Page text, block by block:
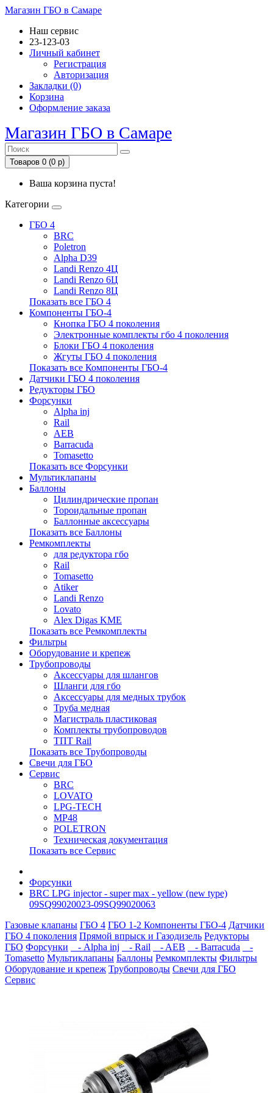
Магазин ГБО в Самаре
Наш сервис
23-123-03
Личный кабинет
Регистрация
Авторизация
Закладки (0)
Корзина
Оформление заказа
Магазин ГБО в Самаре
Товаров 0 (0 р)
Ваша корзина пуста!
Категории
ГБО 4
BRC
Poletron
Alpha D39
Landi Renzo 4Ц
Landi Renzo 6Ц
Landi Renzo 8Ц
Показать все ГБО 4
Компоненты ГБО-4
Кнопка ГБО 4 поколения
Электронные комплекты гбо 4 поколения
Блоки ГБО 4 поколения
Жгуты ГБО 4 поколения
Показать все Компоненты ГБО-4
Датчики ГБО 4 поколения
Редукторы ГБО
Форсунки
Alpha inj
Rail
AEB
Barracuda
Tomasetto
Показать все Форсунки
Мультиклапаны
Баллоны
Цилиндрические пропан
Тороидальные пропан
Баллонные аксессуары
Показать все Баллоны
Ремкомплекты
для редуктора гбо
Rail
Tomasetto
Atiker
Landi Renzo
Lovato
Alex Digas KME
Показать все Ремкомплекты
Фильтры
Оборудование и крепеж
Трубопроводы
Аксессуары для шлангов
Шланги для гбо
Аксессуары для медных трубок
Труба медная
Магистраль пластиковая
Комплекты трубопроводов
ТПТ Rail
Показать все Трубопроводы
Свечи для ГБО
Сервис
BRC
LOVATO
LPG-TECH
MP48
POLETRON
Техническая документация
Показать все Сервис
Форсунки
BRC LPG injector - super max - yellow (new type)
09SQ99020023-09SQ99020063
Газовые клапаны ГБО 4 ГБО 1-2 Компоненты ГБО-4 Датчики
ГБО 4 поколения Прямой впрыск и Газодизель Редукторы
ГБО Форсунки - Alpha inj - Rail - AEB - Barracuda
-
Tomasetto Мультиклапаны Баллоны Ремкомплекты Фильтры
Оборудование и крепеж Трубопроводы Свечи для ГБО
Сервис